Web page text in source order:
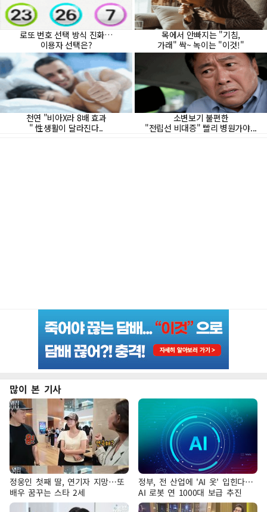
많이 본 기사
정웅인 첫째 딸, 연기자 지망…또
배우 꿈꾸는 스타 2세
정부, 전 산업에 'AI 옷' 입힌다…
AI 로봇 연 1000대 보급 추진